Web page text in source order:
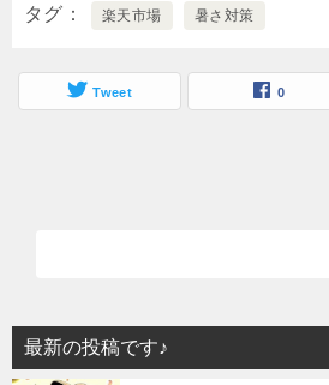
タグ 楽天市場 暑さ対策
Tweet 0
最新の投稿です♪